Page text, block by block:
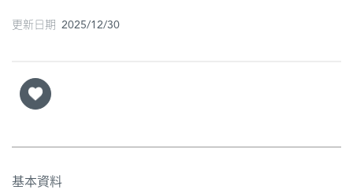
更新日期 2025/12/30
基本資料